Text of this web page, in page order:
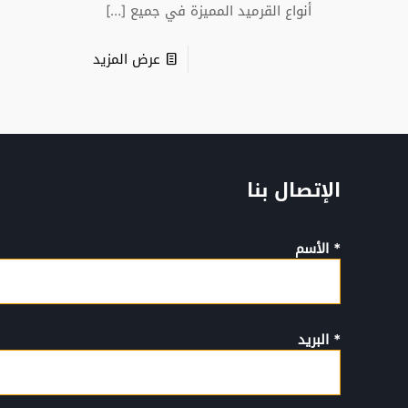
أنواع القرميد المميزة في جميع […]
عرض المزيد
الإتصال بنا
* الأسم
* البريد